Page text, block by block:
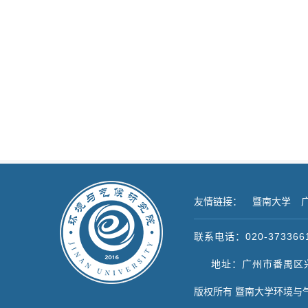
友情链接： 暨南大学
联系电话：020-
地址：广州市番禺
版权所有 暨南大学环境